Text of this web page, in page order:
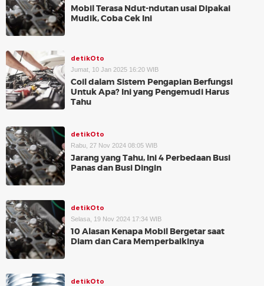
Mobil Terasa Ndut-ndutan usai Dipakai
Mudik, Coba Cek Ini
detikOto
Jumat, 10 Jan 2025 16:20 WIB
Coil dalam Sistem Pengapian Berfungsi
Untuk Apa? Ini yang Pengemudi Harus
Tahu
detikOto
Rabu, 27 Nov 2024 08:05 WIB
Jarang yang Tahu, Ini 4 Perbedaan Busi
Panas dan Busi Dingin
detikOto
Selasa, 19 Nov 2024 17:34 WIB
10 Alasan Kenapa Mobil Bergetar saat
Diam dan Cara Memperbaikinya
detikOto